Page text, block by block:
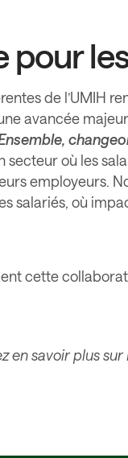
pour
de l’UMIH
avancée
secteur où les
employeurs.
salariés, où
cette
en savoir plus